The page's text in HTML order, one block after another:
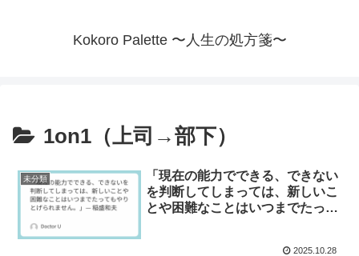
Kokoro Palette 〜人生の処方箋〜
1on1（上司→部下）
未分類
「現在の能力でできる、できない
を判断してしまっては、新しいこ
とや困難なことはいつまでたって
2025.10.28